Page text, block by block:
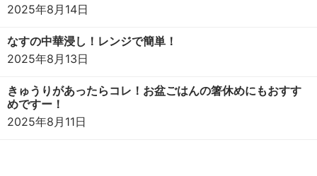
2025年8月14日
なすの中華浸し！レンジで簡単！
2025年8月13日
きゅうりがあったらコレ！お盆ごはんの箸休めにもおすす
めですー！
2025年8月11日